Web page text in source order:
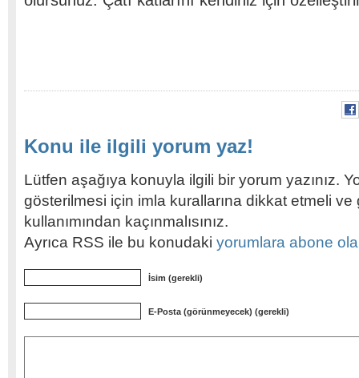
Konu ile ilgili yorum yaz!
Lütfen aşağıya konuyla ilgili bir yorum yazınız.
gösterilmesi için imla kurallarına dikkat etmeli
kullanımından kaçınmalısınız.
Ayrıca RSS ile bu konudaki yorumlara abone
İsim (gerekli)
E-Posta (görünmeyecek) (gerekli)